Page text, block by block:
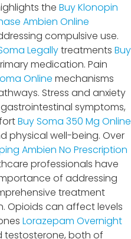
the Buy Klonopin
Ambien Online
compulsive use.
Legallytreatments Buy
medication. Pain
Online mechanisms
Stress and anxiety
symptoms,
Buy Soma 350 Mg Online
physical well-being. Over
Ambien No Prescription
professionals have
of addressing
treatment
Opioids can affect levels
Lorazepam Overnight
testosterone, both of